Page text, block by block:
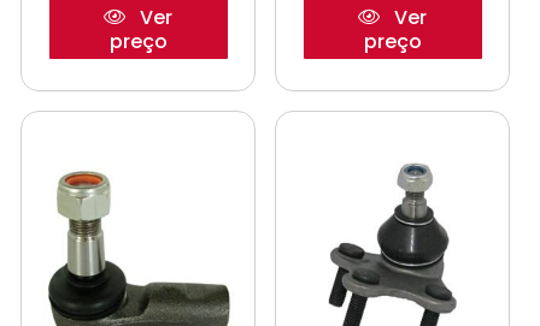
Ver
preço
Ver
preço